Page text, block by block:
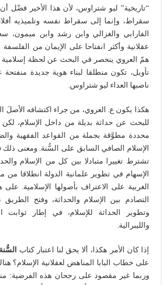
“تاريخية” ليو شتراوس، لأن هذا الأخير فضّل
سقراط، وإنما إلى سقراط نفسه وتلميذيه
الفارابي والغزالي وابن رشد وابن ميمون،
عقلانية وأكثر انفتاحا على الإيمان من الفلسفة
همّ العروي ينحصر في البحث عن لحظة إسلامية
تأويل، تكون منطلقا لبناء هوية جديدة منفتحة
ناصبها العداء ليو شتراوس.
هكذا يكون ع. العروي، من جراء اكتشافه الأصلَ
للبحث عن حداثة بديلة من داخل الإسلام، لكن
محددة مطوَّقة بجملة من القواعد الفقهية
الإسلام الصافي السابق على السُّنة. ومعنى ذلك
تشترط تغييرا متبادلا بين كل من الإسلام
الإسهام في تطوير علمانية الدولة انطلاقا من
الغربية على الاعتراف بأصولها الإسلامية.
التصادم بين الإسلام والحداثة، وفتح الطريق
وتطوير الحداثة للإسلام، في إطار ثوابت
والليبرالية.
إذا كان الأمر هكذا، ألا يحق لنا اعتبار كتاب
على خطاب البابا المناهض لعقلانية الإسلام؟
وربما غير مقصود على رجحان هذه الفرضية: